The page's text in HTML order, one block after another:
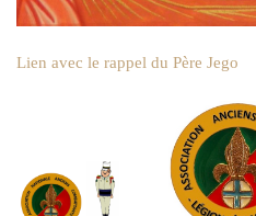
Lien avec le rappel du Père Jego